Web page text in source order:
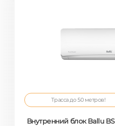
Трасса до 50 метров!
Внутренний блок Ballu